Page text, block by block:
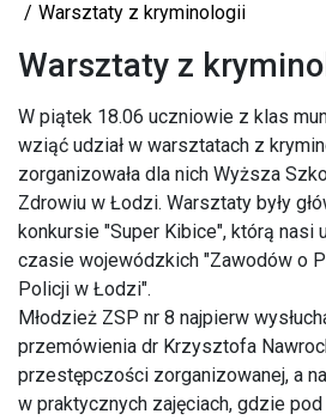
Warsztaty z kryminologii
Warsztaty z
W piątek 18.06 uczniowie z klas
wziąć udział w warsztatach z
zorganizowała dla nich Wyższa
Zdrowiu w Łodzi. Warsztaty były
konkursie "Super Kibice", którą nasi
czasie wojewódzkich "Zawodów o
Policji w Łodzi".
Młodzież ZSP nr 8 najpierw
przemówienia dr Krzysztofa
przestępczości zorganizowanej, a
w praktycznych zajęciach, gdzie